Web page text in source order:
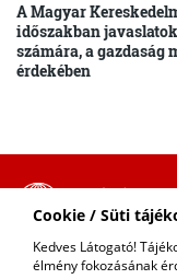
Cookie / Süti
Kedves Látogató!
élmény fokozásának
A Magyar
időszakban
számára, a gazdaság
érdekében
COPYRIGHT © 2018 - 2026
ALL RIGHTS RESERVED!